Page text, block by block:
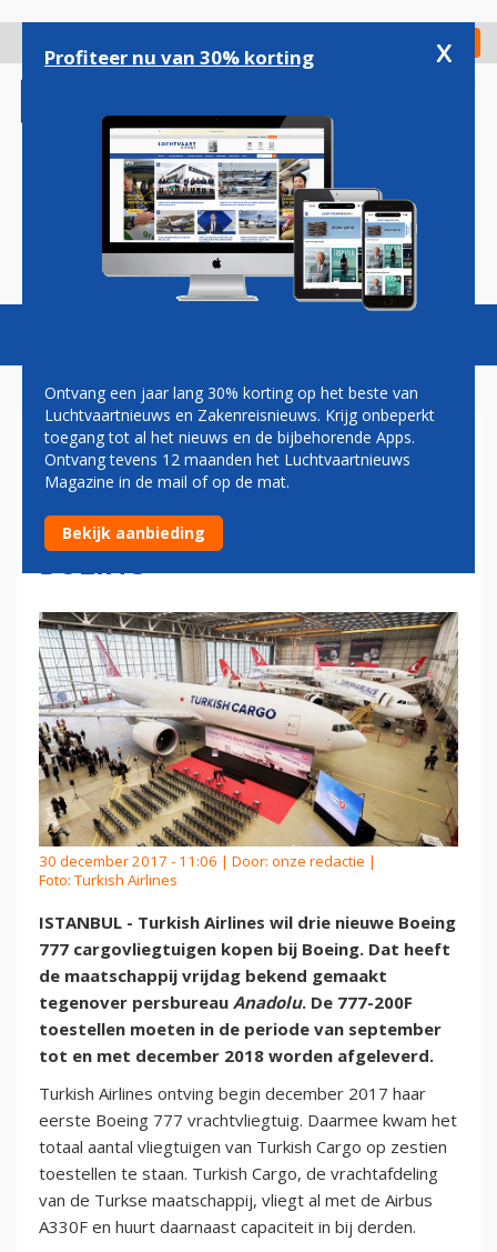
gaan
Check in
Magazine Podcasts Vacatures
TURKISH AIRLINES BESTELT
DRIE NIEUWE
VRACHTVLIEGTUIGEN BIJ
BOEING
30 december 2017 - 11:06 | Door: onze redactie |
Foto: Turkish Airlines
ISTANBUL - Turkish Airlines wil drie nieuwe Boeing
777 cargovliegtuigen kopen bij Boeing. Dat heeft
de maatschappij vrijdag bekend gemaakt
tegenover persbureau Anadolu. De 777-200F
toestellen moeten in de periode van september
tot en met december 2018 worden afgeleverd.
Turkish Airlines ontving begin december 2017 haar
eerste Boeing 777 vrachtvliegtuig. Daarmee kwam het
totaal aantal vliegtuigen van Turkish Cargo op zestien
toestellen te staan. Turkish Cargo, de vrachtafdeling
van de Turkse maatschappij, vliegt al met de Airbus
A330F en huurt daarnaast capaciteit in bij derden.
Profiteer nu van 30% korting x
Ontvang een jaar lang 30% korting op het beste van
Luchtvaartnieuws en Zakenreisnieuws. Krijg onbeperkt
toegang tot al het nieuws en de bijbehorende Apps.
Ontvang tevens 12 maanden het Luchtvaartnieuws
Magazine in de mail of op de mat.
Bekijk aanbieding